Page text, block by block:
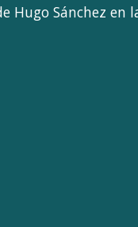
Hugo Sánchez en